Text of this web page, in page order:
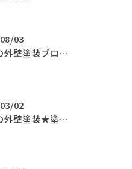
03
広島市の外壁塗装ブログ★室田工業★塗替えマスターズ★外壁リフォーム
02
広島市の外壁塗装★塗替えマスターズ★ブログ「初めて家を手入れするのに」